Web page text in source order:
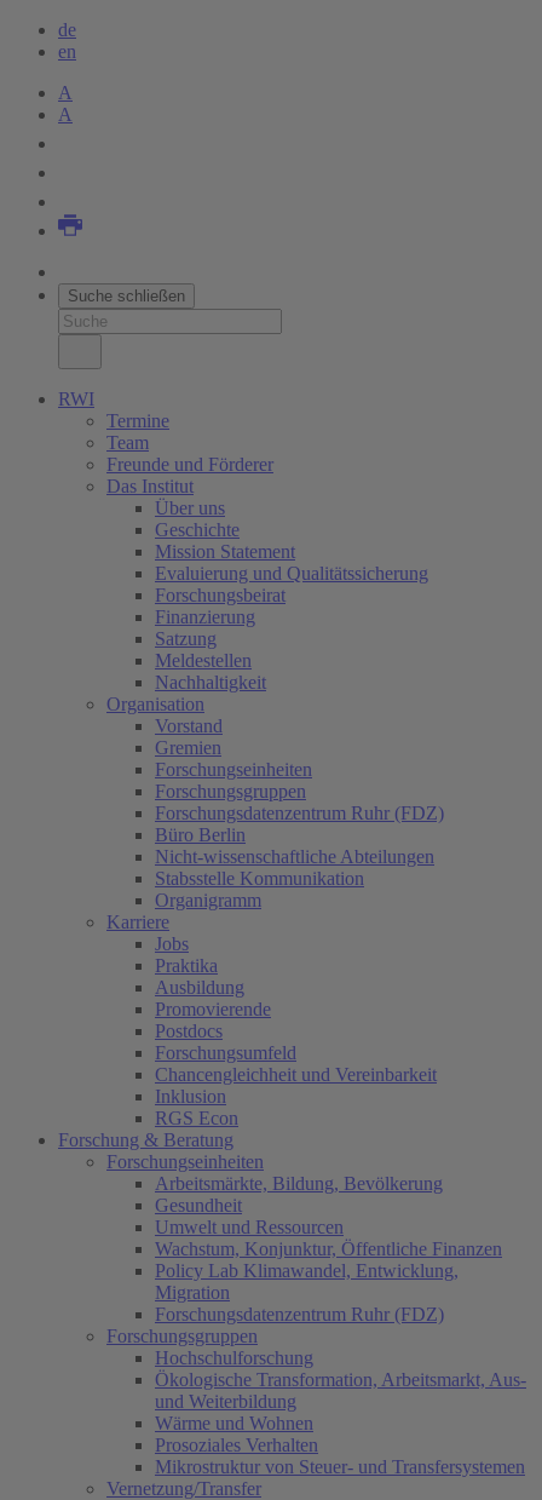
de
en
A
A
Suche schließen
RWI
Termine
Team
Freunde und Förderer
Das Institut
Über uns
Geschichte
Mission Statement
Evaluierung und Qualitätssicherung
Forschungsbeirat
Finanzierung
Satzung
Meldestellen
Nachhaltigkeit
Organisation
Vorstand
Gremien
Forschungseinheiten
Forschungsgruppen
Forschungsdatenzentrum Ruhr (FDZ)
Büro Berlin
Nicht-wissenschaftliche Abteilungen
Stabsstelle Kommunikation
Organigramm
Karriere
Jobs
Praktika
Ausbildung
Promovierende
Postdocs
Forschungsumfeld
Chancengleichheit und Vereinbarkeit
Inklusion
RGS Econ
Forschung & Beratung
Forschungseinheiten
Arbeitsmärkte, Bildung, Bevölkerung
Gesundheit
Umwelt und Ressourcen
Wachstum, Konjunktur, Öffentliche Finanzen
Policy Lab Klimawandel, Entwicklung,
Migration
Forschungsdatenzentrum Ruhr (FDZ)
Forschungsgruppen
Hochschulforschung
Ökologische Transformation, Arbeitsmarkt, Aus-
und Weiterbildung
Wärme und Wohnen
Prosoziales Verhalten
Mikrostruktur von Steuer- und Transfersystemen
Vernetzung/Transfer